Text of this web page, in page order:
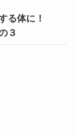
る体に！
３